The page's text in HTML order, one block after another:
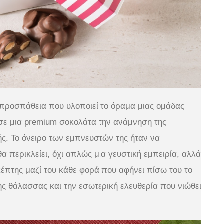
που υλοποιεί το όραμα μιας ομάδας
μια premium σοκολάτα την ανάμνηση της
Το όνειρο των εμπνευστών της ήταν να
όχι απλώς μια γευστική εμπειρία, αλλά
μαζί του κάθε φορά που αφήνει πίσω του το
θάλασσας και την εσωτερική ελευθερία που νιώθει